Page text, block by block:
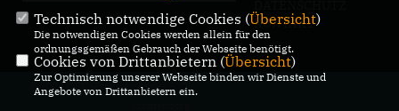
KONTAKT
@2026 CDU-Fraktion in der BVV
Technisch notwendige Cookies (Übersicht)
Die notwendigen Cookies werden allein für den
ordnungsgemäßen Gebrauch der Webseite benötigt.
Cookies von Drittanbietern (Übersicht)
Zur Optimierung unserer Webseite binden wir Dienste und
Angebote von Drittanbietern ein.